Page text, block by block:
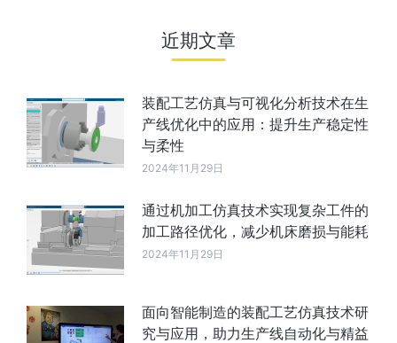
近期文章
装配工艺仿真与可视化分析技术在生
产线优化中的应用：提升生产稳定性
与柔性
2024年11月29日
通过机加工仿真技术实现复杂工件的
加工路径优化，减少机床磨损与能耗
2024年11月29日
面向智能制造的装配工艺仿真技术研
究与应用，助力生产线自动化与精益